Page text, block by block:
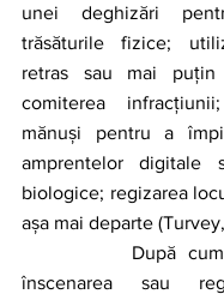
unei deghizări
trăsăturile fizice;
retras sau mai puțin
comiterea
mănuși pentru a
amprentelor digitale
biologice; regizarea
așa mai departe
înscenarea sau